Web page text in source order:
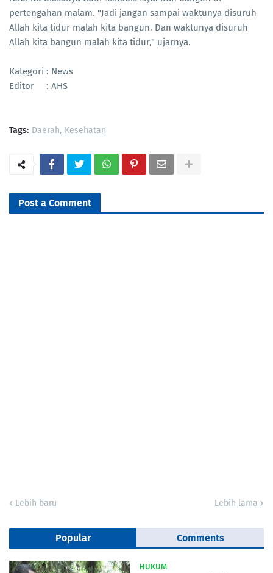
pertengahan malam. "Jadi jangan sampai waktunya disuruh
Allah kita tidur malah kita bangun. Dan waktunya disuruh
Allah kita bangun malah kita tidur," ujarnya.
Kategori : News
Editor : AHS
Tags: Daerah Kesehatan
Post a Comment
Lebih baru Lebih lama
Popular Comments
HUKUM